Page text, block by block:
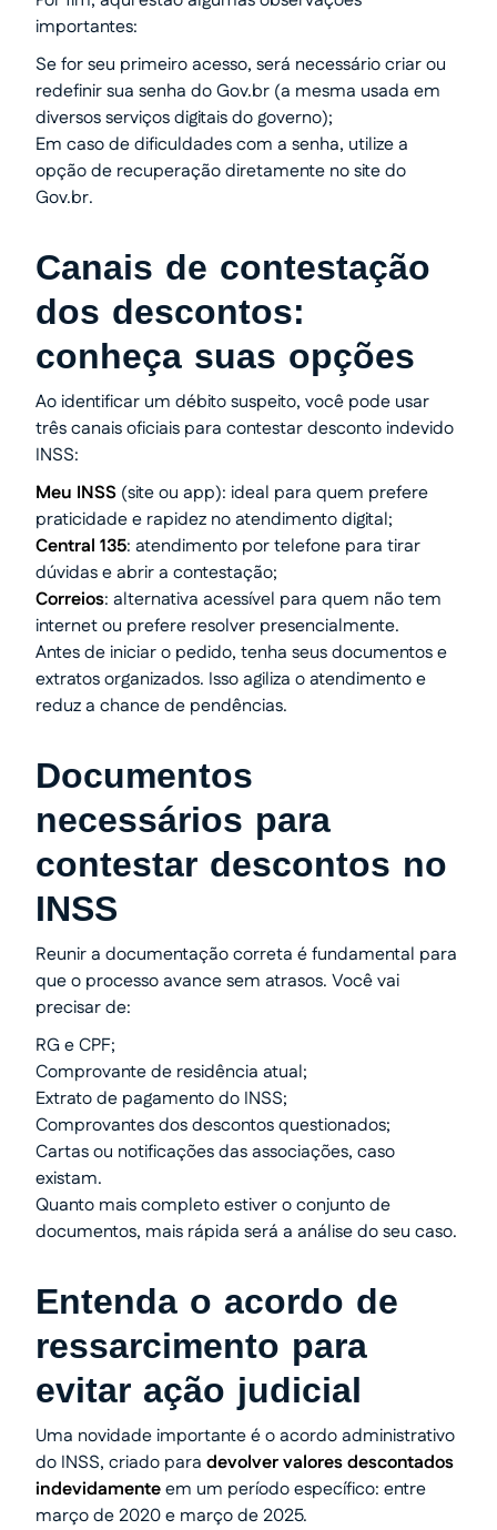
importantes:
Se for seu primeiro acesso, será necessário criar ou
redefinir sua senha do Gov.br (a mesma usada em
diversos serviços digitais do governo);
Em caso de dificuldades com a senha, utilize a
opção de recuperação diretamente no site do
Gov.br.
Canais de contestação
dos descontos:
conheça suas opções
Ao identificar um débito suspeito, você pode usar
três canais oficiais para contestar desconto indevido
INSS:
Meu INSS (site ou app): ideal para quem prefere
praticidade e rapidez no atendimento digital;
Central 135: atendimento por telefone para tirar
dúvidas e abrir a contestação;
Correios: alternativa acessível para quem não tem
internet ou prefere resolver presencialmente.
Antes de iniciar o pedido, tenha seus documentos e
extratos organizados. Isso agiliza o atendimento e
reduz a chance de pendências.
Documentos
necessários para
contestar descontos no
INSS
Reunir a documentação correta é fundamental para
que o processo avance sem atrasos. Você vai
precisar de:
RG e CPF;
Comprovante de residência atual;
Extrato de pagamento do INSS;
Comprovantes dos descontos questionados;
Cartas ou notificações das associações, caso
existam.
Quanto mais completo estiver o conjunto de
documentos, mais rápida será a análise do seu caso.
Entenda o acordo de
ressarcimento para
evitar ação judicial
Uma novidade importante é o acordo administrativo
do INSS, criado para devolver valores descontados
indevidamenteem um período específico: entre
março de 2020 e março de 2025.